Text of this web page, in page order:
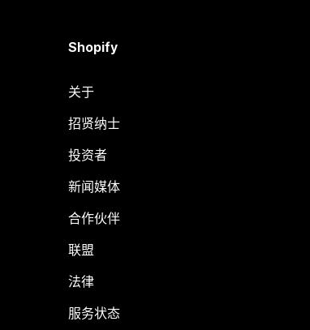
Shopify
关于
招贤纳士
投资者
新闻媒体
合作伙伴
联盟
法律
服务状态